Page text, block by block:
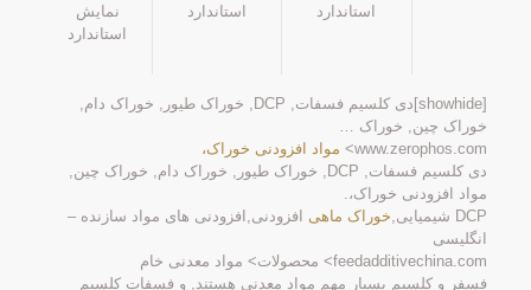
استاندارد
استاندارد
نمایش
استاندارد
[showhide]دی کلسیم فسفات, DCP, خوراک طیور, خوراک دام,
خوراک چین, خوراک …
www.zerophos.com>
مواد افزودنی خوراک،
دی کلسیم فسفات, DCP, خوراک طیور, خوراک دام, خوراک چین,
مواد افزودنی خوراک،.
DCP شیمیایی,
خوراک ماهی افزودنی,افزودنی های مواد سازنده –
انگلیسی
feedadditivechina.com> محصولات> مواد معدنی خام
فسفر و کلسیم بسیار مهم مواد معدنی هستند, و فسفات کلسیم